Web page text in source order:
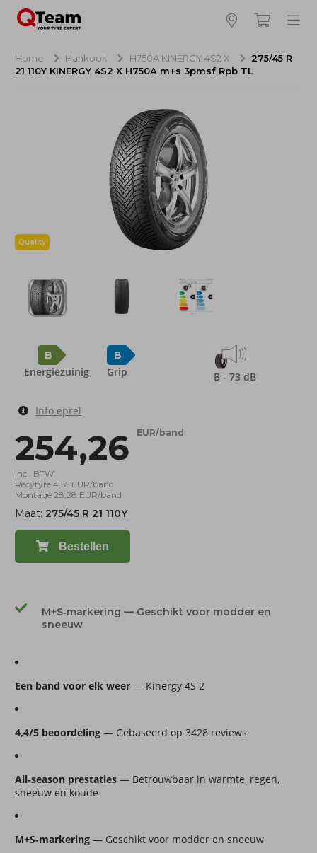
Hoeveel banden wilt u bestellen?
Totaal inclusief BTW:
Bestellen
Annuleren
Home Hankook H750A KINERGY 4S2 X
275/45 R
21 110Y KINERGY 4S2 X H750A m+s 3pmsf Rpb TL
Quality
B
Energiezuinig
B
Grip B - 73 dB
Info eprel
254,26 EUR/band
incl. BTW
Recytyre 4,55 EUR/band
Montage 28,28 EUR/band
Maat: 275/45 R 21 110Y
Bestellen
M+S‑markering — Geschikt voor modder en
sneeuw
Een band voor elk weer — Kinergy 4S 2
4,4/5 beoordeling — Gebaseerd op 3428 reviews
All‑season prestaties — Betrouwbaar in warmte, regen,
sneeuw en koude
M+S‑markering — Geschikt voor modder en sneeuw